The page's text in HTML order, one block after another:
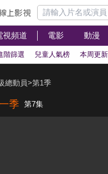
視頻道 電影 動漫
階篩選 兒童人氣榜 本周更新
總動員>第1季
季 第7集